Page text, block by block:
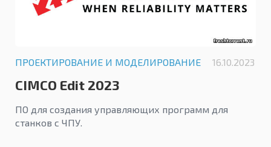
ПРОЕКТИРОВАНИЕ И МОДЕЛИРОВАНИЕ 16.10.2023
CIMCO Edit 2023
ПО для создания управляющих программ для
станков с ЧПУ.